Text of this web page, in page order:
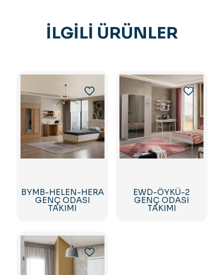
İLGILI ÜRÜNLER
BYMB-HELEN-HERA
GENÇ ODASI
TAKIMI
EWD-ÖYKÜ-2
GENÇ ODASI
TAKIMI